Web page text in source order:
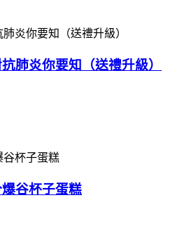
肺炎你要知（送禮升級）
爆谷杯子蛋糕